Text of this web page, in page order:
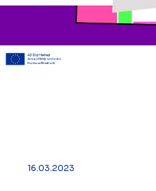
16.03.2023